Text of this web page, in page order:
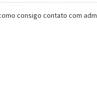
consigo contato com adm